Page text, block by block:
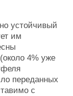
устойчивый
им
4% уже
переданных
с